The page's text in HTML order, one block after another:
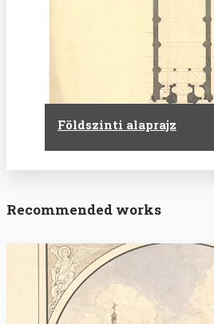
Földszinti alaprajz
Recommended works